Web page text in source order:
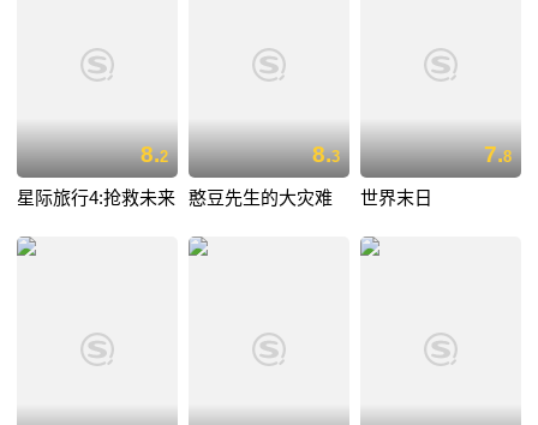
8.2
星际旅行4:抢救未来
8.3
憨豆先生的大灾难
7.8
世界末日